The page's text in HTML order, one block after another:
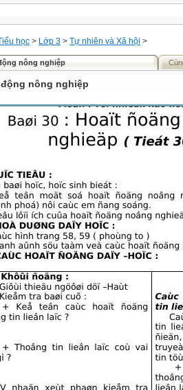
học > Lớp 3 > Tự nhiên và Xã hội >
nông nghiệp
động nông nghiệp